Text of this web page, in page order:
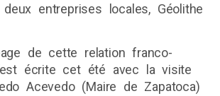
deux entreprises locales, Géolithe
de cette relation franco-
écrite cet été avec la visite
Acevedo (Maire de Zapatoca)